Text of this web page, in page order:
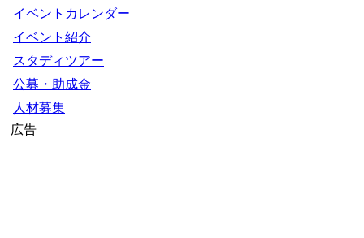
イベントカレンダー
イベント紹介
スタディツアー
公募・助成金
人材募集
広告